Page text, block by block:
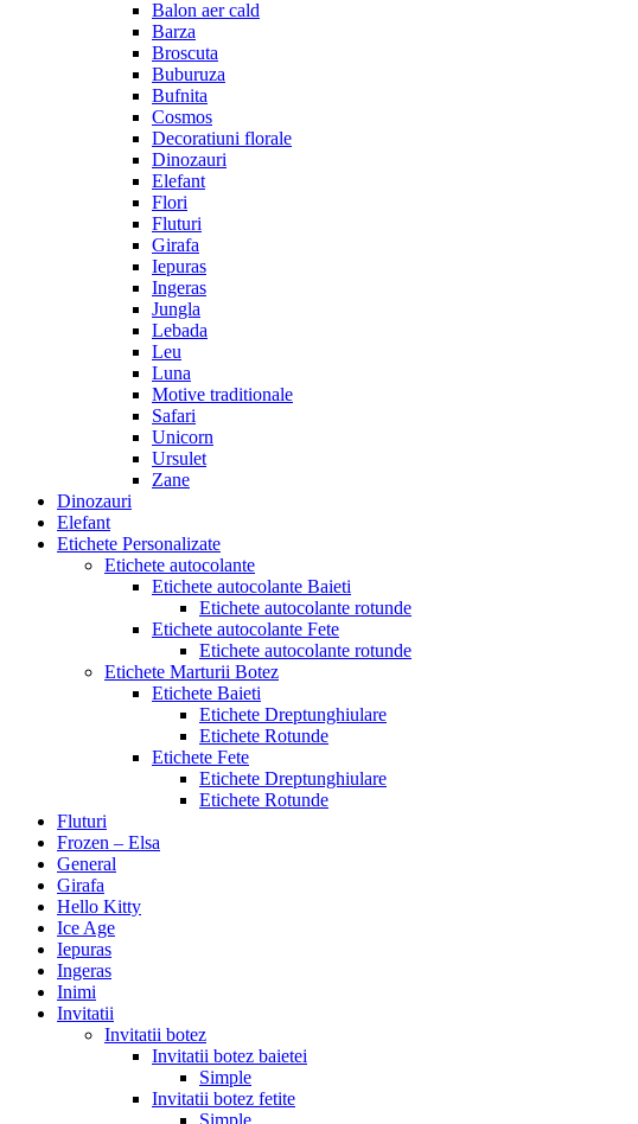
Balon aer cald
Barza
Broscuta
Buburuza
Bufnita
Cosmos
Decoratiuni florale
Dinozauri
Elefant
Flori
Fluturi
Girafa
Iepuras
Ingeras
Jungla
Lebada
Leu
Luna
Motive traditionale
Safari
Unicorn
Ursulet
Zane
Dinozauri
Elefant
Etichete Personalizate
Etichete autocolante
Etichete autocolante Baieti
Etichete autocolante rotunde
Etichete autocolante Fete
Etichete autocolante rotunde
Etichete Marturii Botez
Etichete Baieti
Etichete Dreptunghiulare
Etichete Rotunde
Etichete Fete
Etichete Dreptunghiulare
Etichete Rotunde
Fluturi
Frozen – Elsa
General
Girafa
Hello Kitty
Ice Age
Iepuras
Ingeras
Inimi
Invitatii
Invitatii botez
Invitatii botez baietei
Simple
Invitatii botez fetite
Simple